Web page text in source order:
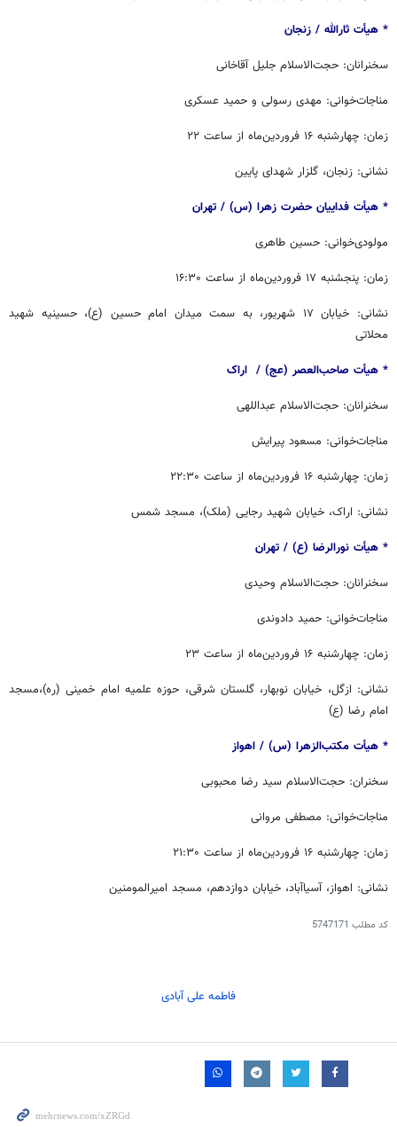
* هیأت ثارالله / ‏زنجان
سخنرانان: حجت‌الاسلام جلیل آقاخانی
مناجات‌خوانی: مهدی رسولی و حمید عسکری
زمان: چهارشنبه ۱۶ فروردین‌ماه از ساعت ۲۲
نشانی: زنجان، گلزار شهدای پایین
* هیأت فداییان حضرت زهرا (س) / ‏‬تهران
مولودی‌خوانی: حسین طاهری
زمان: پنجشنبه ۱۷ فروردین‌ماه از ساعت ۱۶:۳۰
نشانی: خیابان ۱۷ شهریور، به سمت میدان امام حسین (ع)، حسینیه شهید
محلاتی
* هیأت صاحب‌العصر (عج) / ‏ اراک
سخنرانان: حجت‌الاسلام عبداللهی
مناجات‌خوانی: مسعود پیرایش
زمان: چهارشنبه ۱۶ فروردین‌ماه از ساعت ۲۲:۳۰
نشانی: اراک، خیابان شهید رجایی (ملک)، مسجد شمس
* هیأت نورالرضا (ع) / ‏‬تهران
سخنرانان: حجت‌الاسلام وحیدی
مناجات‌خوانی: حمید دادوندی
زمان: چهارشنبه ۱۶ فروردین‌ماه از ساعت ۲۳
نشانی: ازگل، خیابان نوبهار، گلستان شرقی، حوزه علمیه امام خمینی (ره)،مسجد
امام رضا (ع)
* هیأت مکتب‌الزهرا (س) / ‏اهواز
سخنران: حجت‌الاسلام سید رضا محبوبی
مناجات‌خوانی: مصطفی مروانی
زمان: چهارشنبه ۱۶ فروردین‌ماه از ساعت ۲۱:۳۰
نشانی: اهواز، آسیاآباد، خیابان دوازدهم، مسجد امیرالمومنین
کد مطلب 5747171
فاطمه علی آبادی